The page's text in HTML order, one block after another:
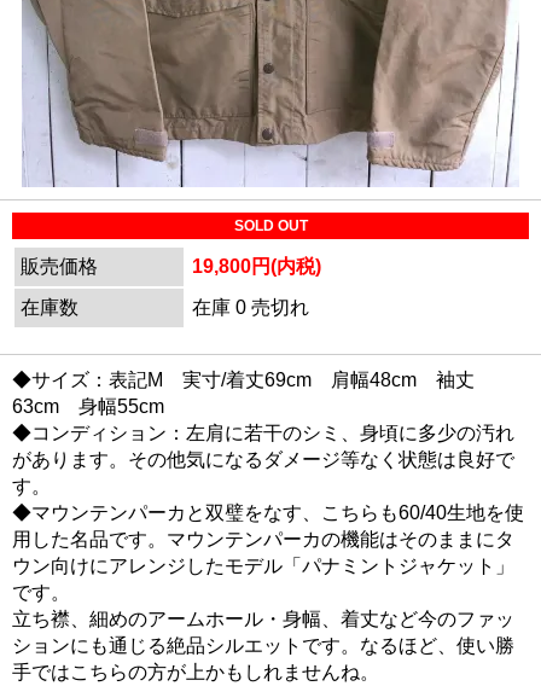
SOLD OUT
販売価格
19,800円(内税)
在庫数
在庫 0 売切れ
◆サイズ：表記M 実寸/着丈69cm 肩幅48cm 袖丈
63cm 身幅55cm
◆コンディション：左肩に若干のシミ、身頃に多少の汚れ
があります。その他気になるダメージ等なく状態は良好で
す。
◆マウンテンパーカと双璧をなす、こちらも60/40生地を使
用した名品です。マウンテンパーカの機能はそのままにタ
ウン向けにアレンジしたモデル「パナミントジャケット」
です。
立ち襟、細めのアームホール・身幅、着丈など今のファッ
ションにも通じる絶品シルエットです。なるほど、使い勝
手ではこちらの方が上かもしれませんね。